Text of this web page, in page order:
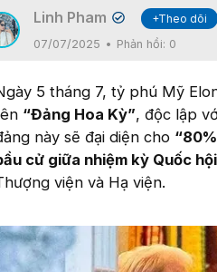
Linh Pham ✔
+Theo dõi
07/07/2025
Phản hồi: 0
5 tháng 7, tỷ phú Mỹ
“Đảng Hoa Kỳ”, độc lập
này sẽ đại diện cho
cử giữa nhiệm kỳ Quốc
viện và Hạ viện.